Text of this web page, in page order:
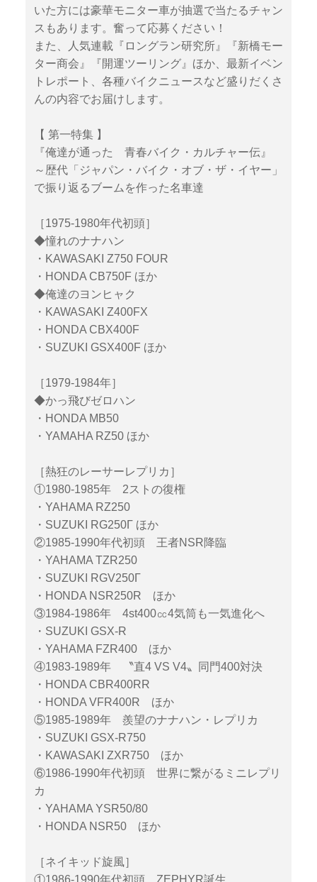
いた方には豪華モニター車が抽選で当たるチャン
スもあります。奮って応募ください！
また、人気連載『ロングラン研究所』『新橋モー
ター商会』『開運ツーリング』ほか、最新イベン
トレポート、各種バイクニュースなど盛りだくさ
んの内容でお届けします。
【 第一特集 】
『俺達が通った 青春バイク・カルチャー伝』
～歴代「ジャパン・バイク・オブ・ザ・イヤー」
で振り返るブームを作った名車達
［1975-1980年代初頭］
◆憧れのナナハン
・KAWASAKI Z750 FOUR
・HONDA CB750F ほか
◆俺達のヨンヒャク
・KAWASAKI Z400FX
・HONDA CBX400F
・SUZUKI GSX400F ほか
［1979-1984年］
◆かっ飛びゼロハン
・HONDA MB50
・YAMAHA RZ50 ほか
［熱狂のレーサーレプリカ］
①1980-1985年 2ストの復権
・YAHAMA RZ250
・SUZUKI RG250Γ ほか
②1985-1990年代初頭 王者NSR降臨
・YAHAMA TZR250
・SUZUKI RGV250Γ
・HONDA NSR250R ほか
③1984-1986年 4st400㏄4気筒も一気進化へ
・SUZUKI GSX-R
・YAHAMA FZR400 ほか
④1983-1989年 〝直4 VS V4〟同門400対決
・HONDA CBR400RR
・HONDA VFR400R ほか
⑤1985-1989年 羨望のナナハン・レプリカ
・SUZUKI GSX-R750
・KAWASAKI ZXR750 ほか
⑥1986-1990年代初頭 世界に繋がるミニレプリ
カ
・YAHAMA YSR50/80
・HONDA NSR50 ほか
［ネイキッド旋風］
①1986-1990年代初頭 ZEPHYR誕生